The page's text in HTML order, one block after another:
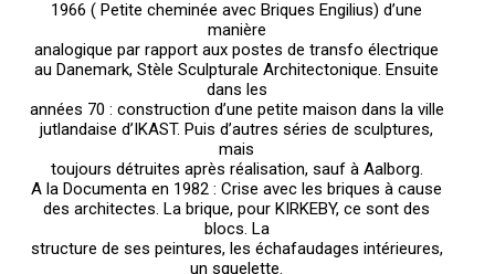
1966 ( Petite cheminée avec Briques Engilius) d’une
manière
analogique par rapport aux postes de transfo électrique
au Danemark, Stèle Sculpturale Architectonique. Ensuite
dans les
années 70 : construction d’une petite maison dans la ville
jutlandaise d’IKAST. Puis d’autres séries de sculptures,
mais
toujours détruites après réalisation, sauf à Aalborg.
A la Documenta en 1982 : Crise avec les briques à cause
des architectes. La brique, pour KIRKEBY, ce sont des
blocs. La
structure de ses peintures, les échafaudages intérieures,
un squelette.